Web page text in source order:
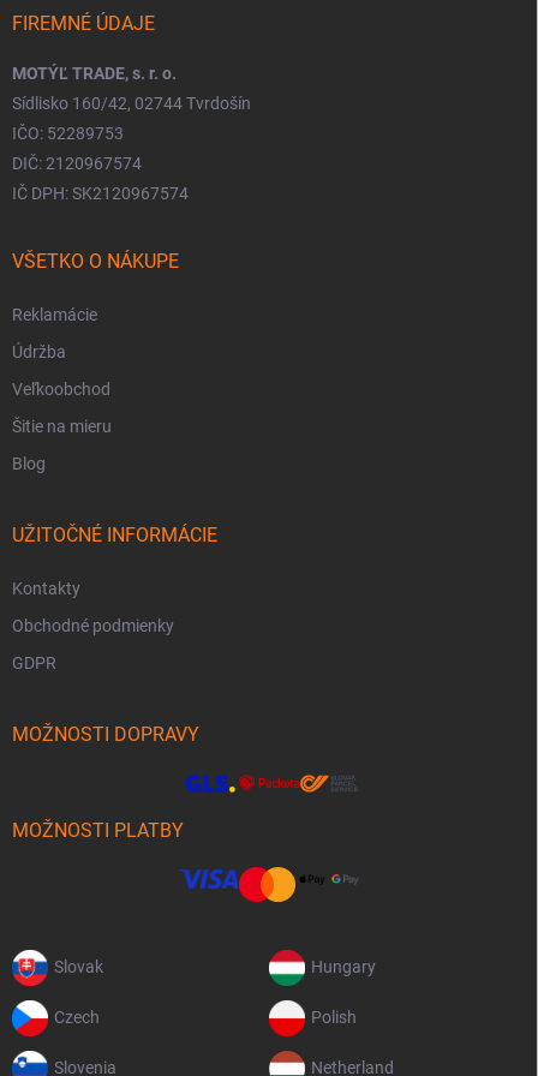
FIREMNÉ ÚDAJE
MOTÝĽ TRADE, s. r. o.
Sídlisko 160/42, 02744 Tvrdošín
IČO: 52289753
DIČ: 2120967574
IČ DPH: SK2120967574
VŠETKO O NÁKUPE
Reklamácie
Údržba
Veľkoobchod
Šitie na mieru
Blog
UŽITOČNÉ INFORMÁCIE
Kontakty
Obchodné podmienky
GDPR
MOŽNOSTI DOPRAVY
MOŽNOSTI PLATBY
Slovak Hungary
Czech Polish
Slovenia Netherland